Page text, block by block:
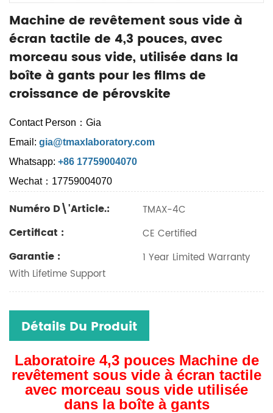
Machine de revêtement sous vide à
écran tactile de 4,3 pouces, avec
morceau sous vide, utilisée dans la
boîte à gants pour les films de
croissance de pérovskite
Contact Person：Gia
Email: gia@tmaxlaboratory.com
Whatsapp: +86 17759004070
Wechat：17759004070
Numéro D\'article.: TMAX-4C
Certificat : CE Certified
Garantie :
1 Year Limited Warranty
With Lifetime Support
Détails Du Produit
Laboratoire 4,3 pouces Machine de
revêtement sous vide à écran tactile
avec morceau sous vide utilisée
dans la boîte à gants